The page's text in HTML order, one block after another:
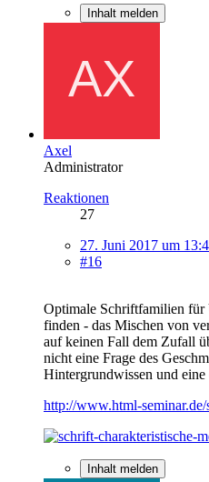
Inhalt melden
Axel
Administrator
Reaktionen
27
27. Juni 2017 um
#16
Optimale Schriftfamilien
finden - das Mischen von
auf keinen Fall dem Zufall
nicht eine Frage des
Hintergrundwissen und eine
http://www.html-
Inhalt melden